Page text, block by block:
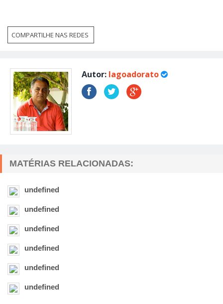
COMPARTILHE NAS REDES
Autor: lagoadorato
MATÉRIAS RELACIONADAS:
undefined
undefined
undefined
undefined
undefined
undefined